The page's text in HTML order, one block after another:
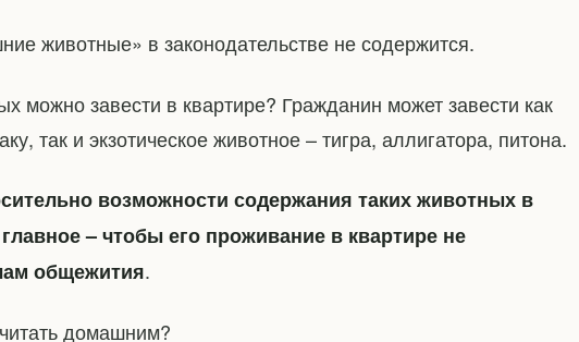
животные» в законодательстве не содержится.
можно завести в квартире? Гражданин может завести как
так и экзотическое животное – тигра, аллигатора, питона.
возможности содержания таких животных в
– чтобы его проживание в квартире не
общежития.
домашним?